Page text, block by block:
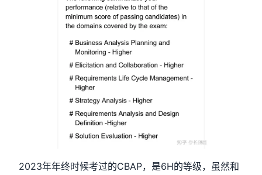
2023年年终时候考过的CBAP，是6H的等级，虽然和